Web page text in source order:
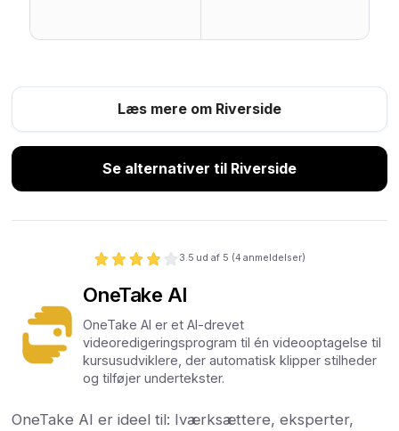
Læs mere om Riverside
Se alternativer til Riverside
3.5 ud af 5 (4 anmeldelser)
OneTake AI
OneTake AI er et AI-drevet
videoredigeringsprogram til én videooptagelse til
kursusudviklere, der automatisk klipper stilheder
og tilføjer undertekster.
OneTake AI er ideel til: Iværksættere, eksperter,